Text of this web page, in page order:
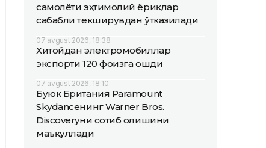
самолёти эҳтимолий ёриқлар
сабабли текширувдан ўтказилади
07 avgust 2026, 18:38
Хитойдан электромобиллар
экспорти 120 фоизга ошди
07 avgust 2026, 18:10
Буюк Британия Paramount
Skydanceнинг Warner Bros.
Discoveryни сотиб олишини
маъқуллади